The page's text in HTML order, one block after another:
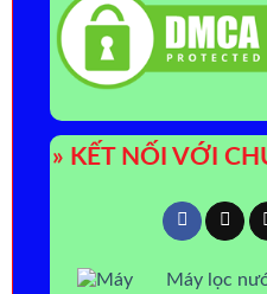
» KẾT NỐI VỚI
Máy lọc